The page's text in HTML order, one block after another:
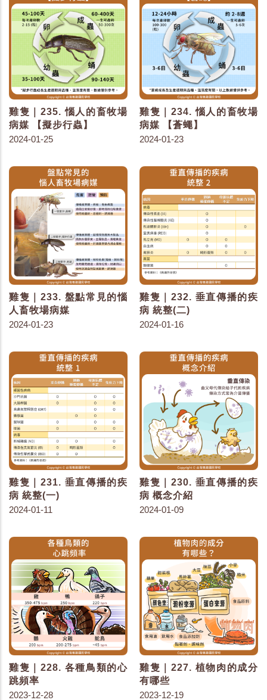
雞隻｜235. 惱人的畜牧場
病媒 【擬步行蟲】
2024-01-25
雞隻｜234. 惱人的畜牧場
病媒 【蒼蠅】
2024-01-23
雞隻｜233. 盤點常見的惱
人畜牧場病媒
2024-01-23
雞隻｜232. 垂直傳播的疾
病 統整(二)
2024-01-16
雞隻｜231. 垂直傳播的疾
病 統整(一)
2024-01-11
雞隻｜230. 垂直傳播的疾
病 概念介紹
2024-01-09
雞隻｜228. 各種鳥類的心
跳頻率
2023-12-28
雞隻｜227. 植物肉的成分
有哪些
2023-12-19